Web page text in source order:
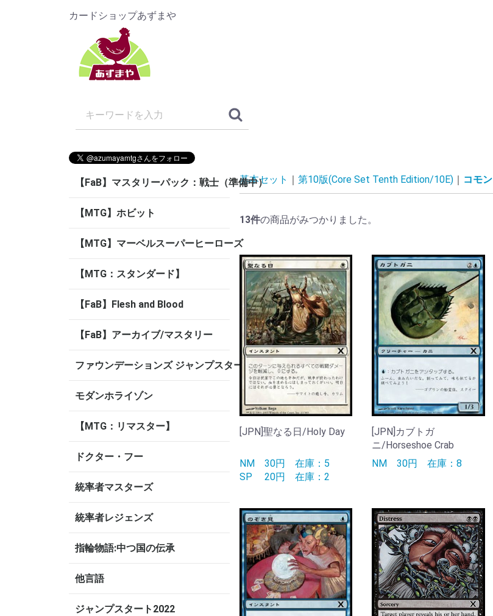
カードショップあずまや
【FaB】マスタリーパック：戦士（準備中）
【MTG】ホビット
【MTG】マーベルスーパーヒーローズ
【MTG：スタンダード】
【FaB】Flesh and Blood
【FaB】アーカイブ/マスタリー
ファウンデーションズ ジャンプスタート
モダンホライゾン
【MTG：リマスター】
ドクター・フー
統率者マスターズ
統率者レジェンズ
指輪物語:中つ国の伝承
他言語
ジャンプスタート2022
基本セット 第10版(Core Set Tenth Edition/10E) コモン
13件の商品がみつかりました。
[JPN]聖なる日/Holy Day
NM 30円 在庫：5
SP
20円 在庫：2
[JPN]カブトガ
ニ/Horseshoe Crab
NM30円在庫：8